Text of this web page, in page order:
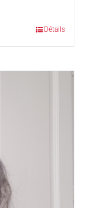
Détails